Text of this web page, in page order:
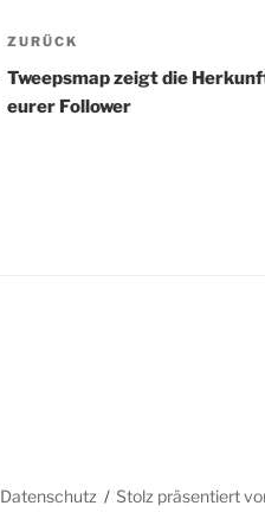
Beitragsnavigation
Vorheriger
Beitrag
ZURÜCK
Tweepsmap zeigt die
eurer Follower
Datenschutz Stolz präsentiert